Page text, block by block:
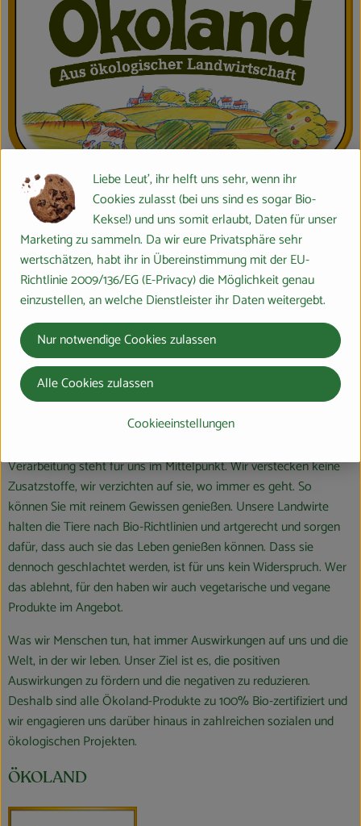
Wir lieben das Leben. Dieses Glücksgefühl sollen auch
nachfolgende Generationen verspüren.
Deswegen stellen wir uns den Herausforderungen der modernen
Welt und übernehmen Verantwortung. Denn auch, wenn manche
das glauben: Wir Menschen sind nicht der Mittelpunkt der Welt.
Nur wenn es uns gelingt, Landwirtschaft als Organismus aus
Mensch, Natur und Tier zu betrachten und diese miteinander in
Einklang zu bringen, ist unsere Lebensfreude auch nachhaltig.
Unsere Ökoland-Lebensmittel sollen auch zu Ihrer Lebensfreude
Verarbeitung steht für uns im Mittelpunkt. Wir verstecken keine
Zusatzstoffe, wir verzichten auf sie, wo immer es geht. So
können Sie mit reinem Gewissen genießen. Unsere Landwirte
halten die Tiere nach Bio-Richtlinien und artgerecht und sorgen
dafür, dass auch sie das Leben genießen können. Dass sie
dennoch geschlachtet werden, ist für uns kein Widerspruch. Wer
das ablehnt, für den haben wir auch vegetarische und vegane
Produkte im Angebot.
Was wir Menschen tun, hat immer Auswirkungen auf uns und die
Welt, in der wir leben. Unser Ziel ist es, die positiven
Auswirkungen zu fördern und die negativen zu reduzieren.
Deshalb sind alle Ökoland-Produkte zu 100% Bio-zertifiziert und
wir engagieren uns darüber hinaus in zahlreichen sozialen und
ökologischen Projekten.
ÖKOLAND
Liebe Leut', ihr helft uns sehr, wenn ihr
Cookies zulasst (bei uns sind es sogar Bio-
Kekse!) und uns somit erlaubt, Daten für unser
Marketing zu sammeln. Da wir eure Privatsphäre sehr
wertschätzen, habt ihr in Übereinstimmung mit der EU-
Richtlinie 2009/136/EG (E-Privacy) die Möglichkeit genau
einzustellen, an welche Dienstleister ihr Daten weitergebt.
Cookieeinstellungen
Nur notwendige Cookies zulassen
Alle Cookies zulassen